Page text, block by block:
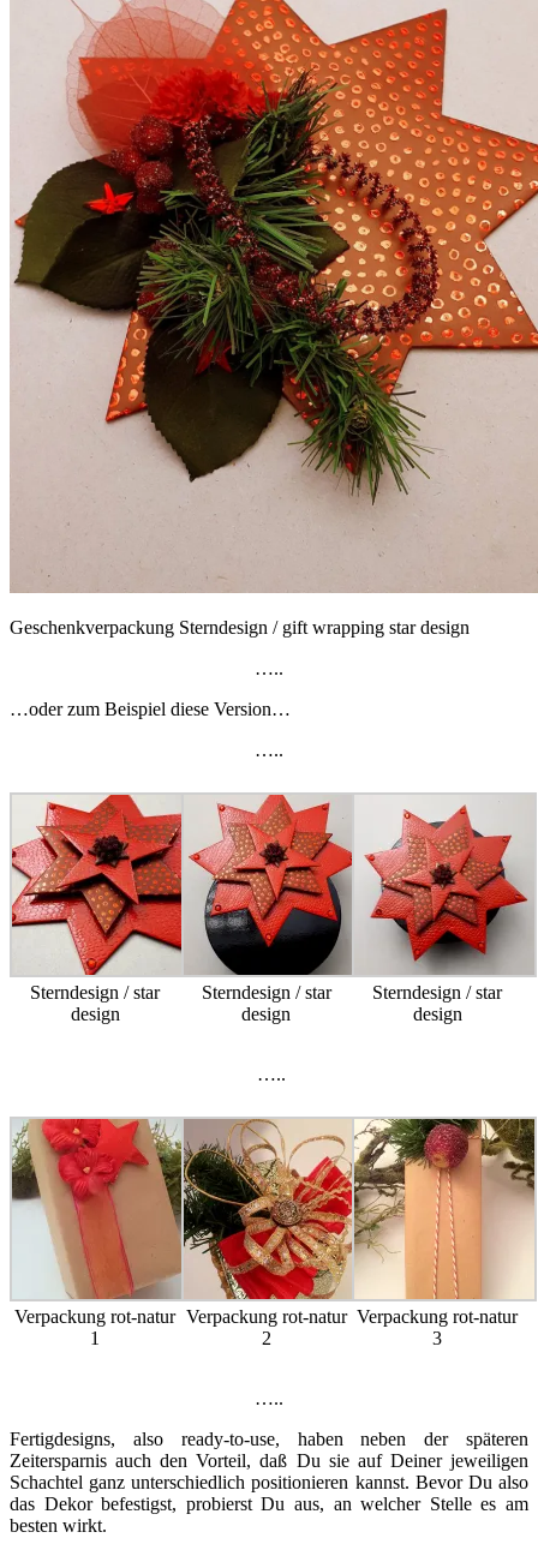
Geschenkverpackung Sterndesign / gift wrapping star design
…..
…oder zum Beispiel diese Version…
…..
Sterndesign / star
design
Sterndesign / star
design
Sterndesign / star
design
…..
Verpackung rot-natur
1
Verpackung rot-natur
2
Verpackung rot-natur
3
…..
Fertigdesigns, also ready-to-use, haben neben der späteren
Zeitersparnis auch den Vorteil, daß Du sie auf Deiner jeweiligen
Schachtel ganz unterschiedlich positionieren kannst. Bevor Du also
das Dekor befestigst, probierst Du aus, an welcher Stelle es am
besten wirkt.